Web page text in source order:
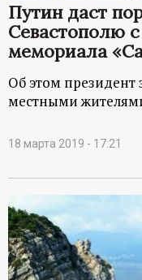
Путин даст
Севастополю
мемориала
Об этом президент
местными
18 марта 2019 - 17:21